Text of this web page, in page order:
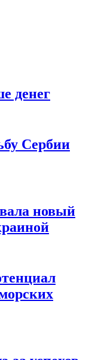
денег
Сербии
новый